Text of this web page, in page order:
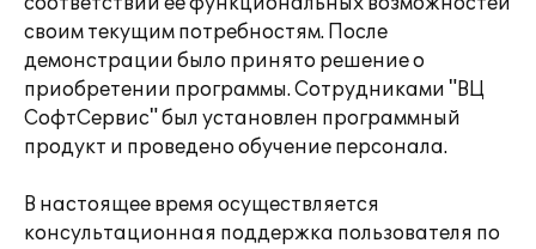
своим текущим потребностям. После
демонстрации было принято решение о
приобретении программы. Сотрудниками "ВЦ
СофтСервис" был установлен программный
продукт и проведено обучение персонала.
В настоящее время осуществляется
консультационная поддержка пользователя по